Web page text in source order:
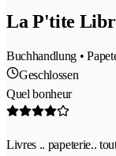
La P'tite
Buchhandlung •
Geschlossen
Quel bonheur
Livres .. papeterie..